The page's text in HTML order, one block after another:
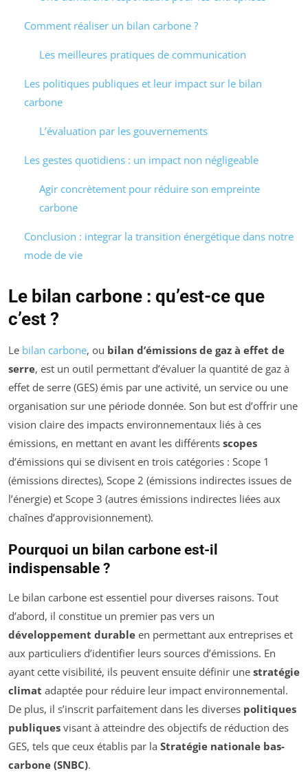
Comment réaliser un bilan carbone ?
Les meilleures pratiques de communication
Les politiques publiques et leur impact sur le bilan
carbone
L’évaluation par les gouvernements
Les gestes quotidiens : un impact non négligeable
Agir concrètement pour réduire son empreinte
carbone
Conclusion : integrar la transition énergétique dans notre
mode de vie
Le bilan carbone : qu’est-ce que
c’est ?
Le bilan carbone, ou bilan d’émissions de gaz à effet de
serre, est un outil permettant d’évaluer la quantité de gaz à
effet de serre (GES) émis par une activité, un service ou une
organisation sur une période donnée. Son but est d’offrir une
vision claire des impacts environnementaux liés à ces
émissions, en mettant en avant les différents scopes
d’émissions qui se divisent en trois catégories : Scope 1
(émissions directes), Scope 2 (émissions indirectes issues de
l’énergie) et Scope 3 (autres émissions indirectes liées aux
chaînes d’approvisionnement).
Pourquoi un bilan carbone est-il
indispensable ?
Le bilan carbone est essentiel pour diverses raisons. Tout
d’abord, il constitue un premier pas vers un
développement durable en permettant aux entreprises et
aux particuliers d’identifier leurs sources d’émissions. En
ayant cette visibilité, ils peuvent ensuite définir une stratégie
climat adaptée pour réduire leur impact environnemental.
De plus, il s’inscrit parfaitement dans les diverses politiques
publiques visant à atteindre des objectifs de réduction des
GES, tels que ceux établis par la Stratégie nationale bas-
carbone (SNBC).